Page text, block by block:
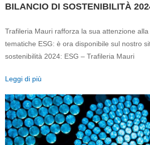
BILANCIO DI SOSTENIBILITÀ
Trafileria Mauri rafforza la sua attenzione
tematiche ESG: è ora disponibile sul nostro
sostenibilità 2024: ESG – Trafileria Mauri
Leggi di più